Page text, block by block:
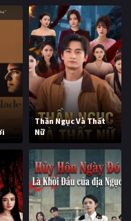
Thần Ngục Và Thất
Nữ